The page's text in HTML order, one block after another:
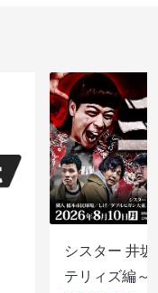
シスター 井
テリィズ編